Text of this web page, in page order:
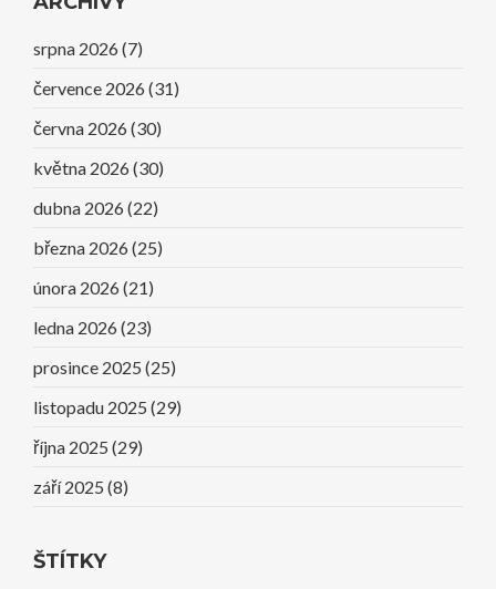
srpna 2026 (7)
července 2026 (31)
června 2026 (30)
května 2026 (30)
dubna 2026 (22)
března 2026 (25)
února 2026 (21)
ledna 2026 (23)
prosince 2025 (25)
listopadu 2025 (29)
října 2025 (29)
září 2025 (8)
ŠTÍTKY